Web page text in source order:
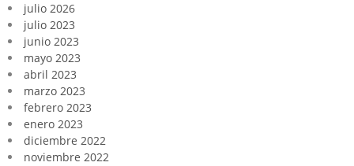
julio 2026
julio 2023
junio 2023
mayo 2023
abril 2023
marzo 2023
febrero 2023
enero 2023
diciembre 2022
noviembre 2022